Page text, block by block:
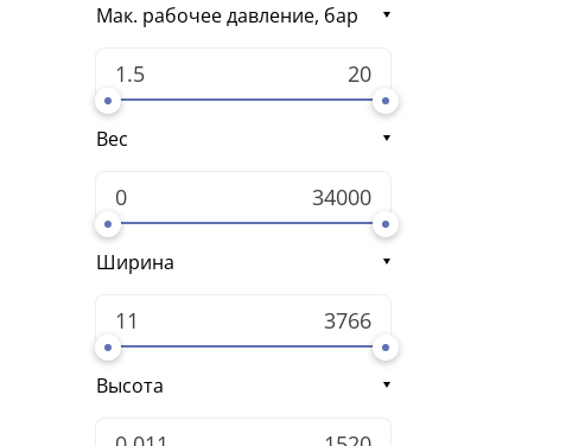
Мак. рабочее давление, бар
Вес
Ширина
Высота